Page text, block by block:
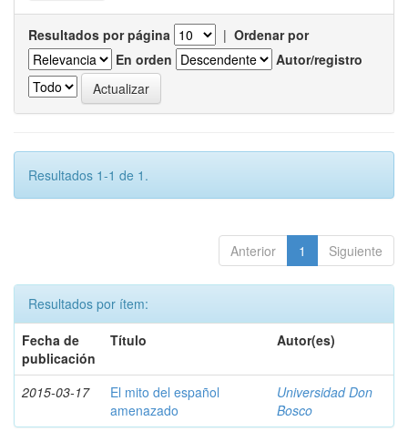
Resultados por página | Ordenar por
En orden
Autor/registro
Resultados 1-1 de 1.
Anterior 1 Siguiente
Resultados por ítem:
Fecha de
publicación
Título Autor(es)
2015-03-17
El mito del español
amenazado
Universidad Don
Bosco